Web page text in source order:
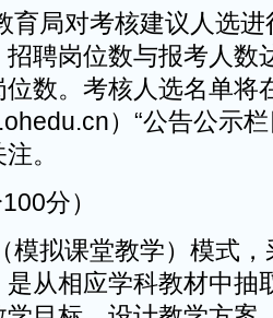
育局对考核建议人选
聘岗位数与报考人数
数。考核人选名单将
）“公告公示
。
分）
模拟课堂教学）模式
是从相应学科教材中